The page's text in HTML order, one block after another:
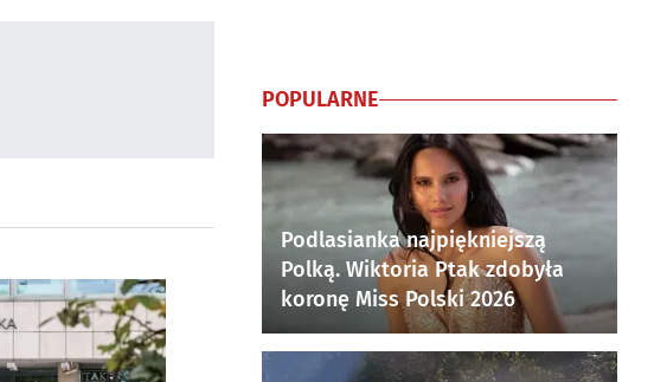
POPULARNE
Podlasianka najpiękniejszą
Polką. Wiktoria Ptak zdobyła
koronę Miss Polski 2026